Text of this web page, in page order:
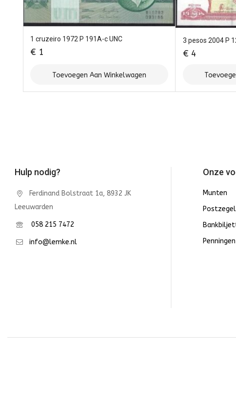
1 cruzeiro 1972 P 191A-c UNC
€ 1
Toevoegen Aan Winkelwagen
3 pesos 2004 P
€ 4
Hulp nodig?
Ferdinand Bolstraat 1a, 8932 JK
Leeuwarden
058 215 7472
info@lemke.nl
Onze
Munten
Penningen